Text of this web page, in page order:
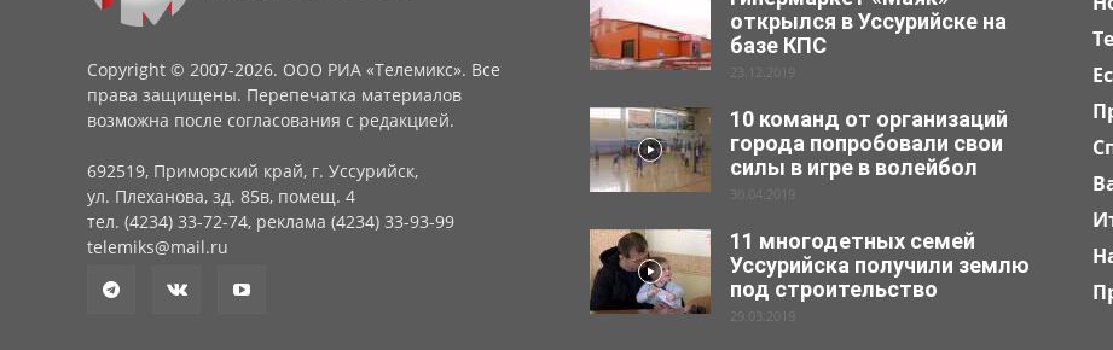
Copyright © 2007-2026. ООО РИА «Телемикс». Все
права защищены. Перепечатка материалов
возможна после согласования с редакцией.
692519, Приморский край, г. Уссурийск,
ул. Плеханова, зд. 85в, помещ. 4
тел. (4234) 33-72-74, реклама (4234) 33-93-99
telemiks@mail.ru
открылся в Уссурийске на
базе КПС
23.12.2019
10 команд от организаций
города попробовали свои
силы в игре в волейбол
30.04.2019
11 многодетных семей
Уссурийска получили землю
под строительство
29.03.2019